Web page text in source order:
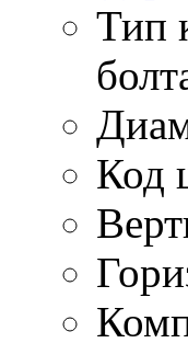
Тип
Код